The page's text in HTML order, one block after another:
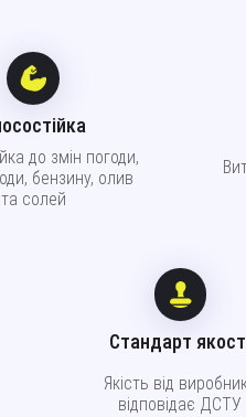
до змін погоди,
бензину, олив
та солей
Стандарт
Якість від
відповідає ДСТУ